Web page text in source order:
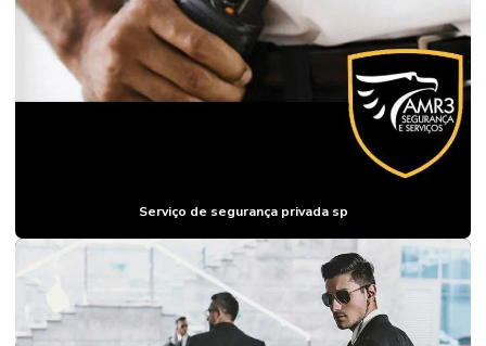
EMPRESA DE
SEGURANÇA
DE GRANDES
EVENTOS
PARA
INDÚSTRIAS
EMPRESA DE
SEGURANÇA
Serviço de segurança privada sp